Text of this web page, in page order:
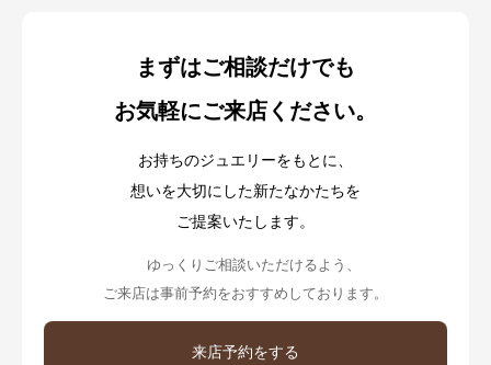
まずはご相談だけでも
お気軽にご来店ください。
お持ちのジュエリーをもとに、
想いを大切にした新たなかたちを
ご提案いたします。
ゆっくりご相談いただけるよう、
ご来店は事前予約をおすすめしております。
来店予約をする